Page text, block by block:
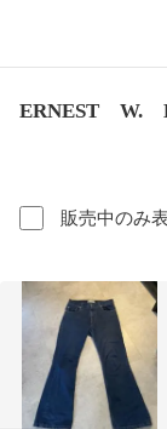
ERNEST W.
販売中のみ